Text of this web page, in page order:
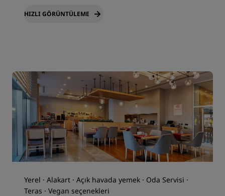
HIZLI GÖRÜNTÜLEME
Yerel · Alakart · Açık havada yemek · Oda Servisi ·
Teras · Vegan seçenekleri